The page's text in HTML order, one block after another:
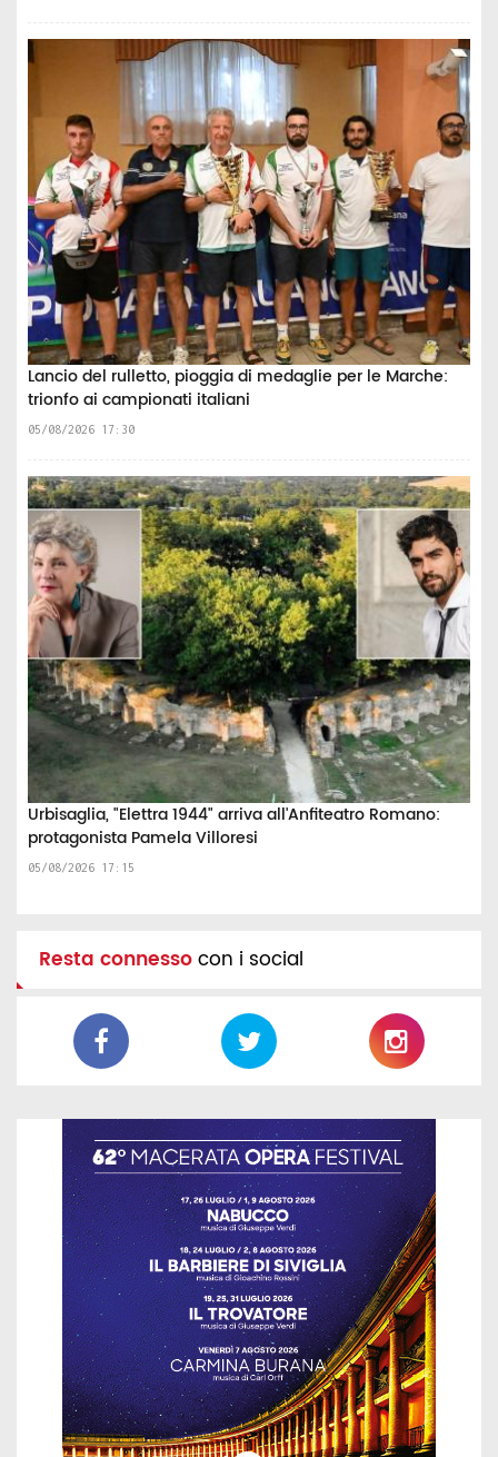
Lancio del rulletto, pioggia di medaglie per le Marche:
trionfo ai campionati italiani
05/08/2026 17:30
Urbisaglia, "Elettra 1944" arriva all'Anfiteatro Romano:
protagonista Pamela Villoresi
05/08/2026 17:15
Resta connessocon i social